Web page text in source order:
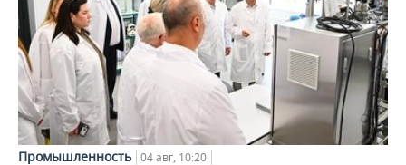
Промышленность 04 авг, 10:20